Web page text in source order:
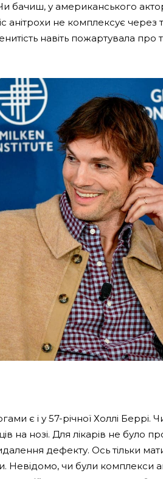
бачиш, у американського
анітрохи не комплексує через
навіть пожартувала про
є і у 57-річної Холлі
на нозі. Для лікарів не було
дефекту. Ось тільки
Невідомо, чи були комплекси